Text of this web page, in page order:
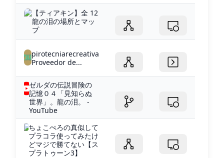
【ティアキン】全 12
龍の泪の場所とマッ
プ
pirotecniarecreativa
Proveedor de...
ゼルダの伝説冒険の
記憶０４「見知らぬ
世界」。龍の泪。 -
YouTube
ちょこぺろの真似して
プラコラ使ってみたけ
どマジで勝てない【ス
プラトゥーン3】